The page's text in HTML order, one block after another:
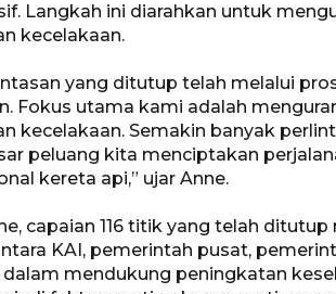
Langkah ini diarahkan untuk
kecelakaan.
yang ditutup telah melalui
Fokus utama kami adalah
kecelakaan. Semakin banyak
peluang kita menciptakan
kereta api,” ujar Anne.
capaian 116 titik yang telah
KAI, pemerintah pusat,
mendukung peningkatan